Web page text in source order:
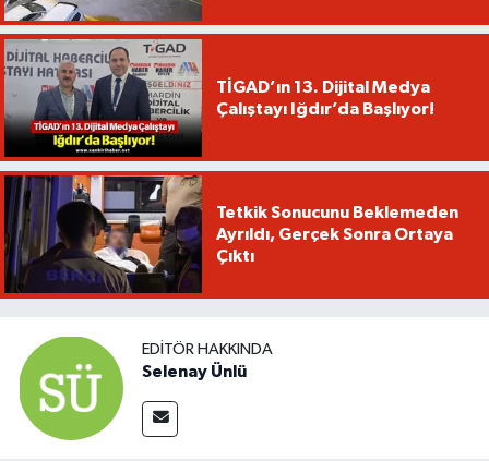
TİGAD’ın 13. Dijital Medya
Çalıştayı Iğdır’da Başlıyor!
Tetkik Sonucunu Beklemeden
Ayrıldı, Gerçek Sonra Ortaya
Çıktı
EDITÖR HAKKINDA
Selenay Ünlü